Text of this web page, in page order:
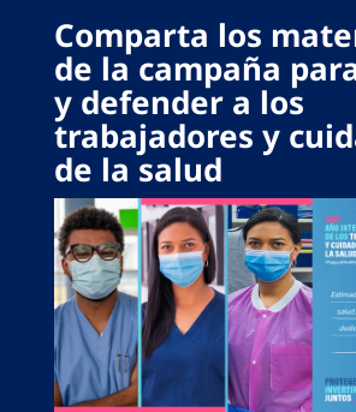
Comparta los
de la campaña
y defender a los
trabajadores y
de la salud